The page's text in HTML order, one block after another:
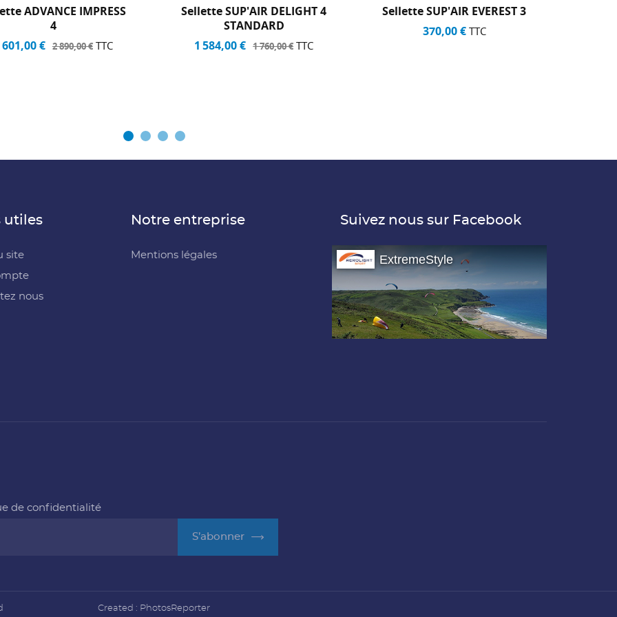
ADVANCE IMPRESS
4
601,00 € 2 890,00 €TTC
Sellette SUP'AIR DELIGHT 4
STANDARD
1 584,00 € 1 760,00 € TTC
Sellette SUP'AIR EVEREST 3
370,00 €TTC
utiles
site
nous
Notre entreprise
Mentions légales
Suivez nous sur Facebook
ExtremeStyle
de confidentialité
S’abonner
Created : PhotosReporter